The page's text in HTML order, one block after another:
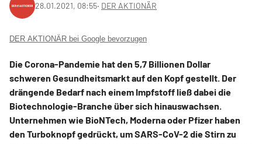
28.01.2021, 08:55‧ DER AKTIONÄR
DER AKTIONÄR bei Google bevorzugen
Die Corona-Pandemie hat den 5,7 Billionen Dollar
schweren Gesundheitsmarkt auf den Kopf gestellt. Der
drängende Bedarf nach einem Impfstoff ließ dabei die
Biotechnologie-Branche über sich hinauswachsen.
Unternehmen wie BioNTech, Moderna oder Pfizer haben
den Turboknopf gedrückt, um SARS-CoV-2 die Stirn zu